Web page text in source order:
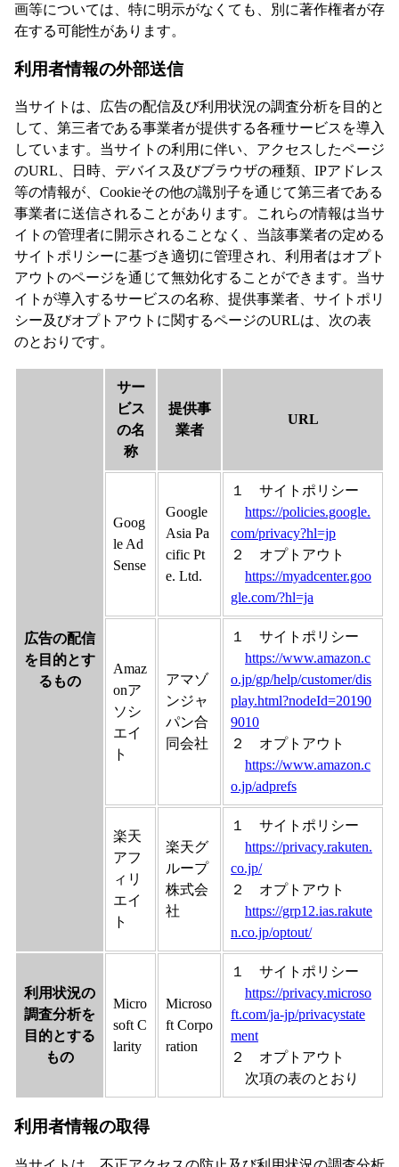
画等については、特に明示がなくても、別に著作権者が存
在する可能性があります。
利用者情報の外部送信
当サイトは、広告の配信及び利用状況の調査分析を目的と
して、第三者である事業者が提供する各種サービスを導入
しています。当サイトの利用に伴い、アクセスしたページ
のURL、日時、デバイス及びブラウザの種類、IPアドレス
等の情報が、Cookieその他の識別子を通じて第三者である
事業者に送信されることがあります。これらの情報は当サ
イトの管理者に開示されることなく、当該事業者の定める
サイトポリシーに基づき適切に管理され、利用者はオプト
アウトのページを通じて無効化することができます。当サ
イトが導入するサービスの名称、提供事業者、サイトポリ
シー及びオプトアウトに関するページのURLは、次の表
のとおりです。
広告の配信
を目的とす
るもの
サー
ビス
の名
称
提供事
業者
URL
Goog
le Ad
Sense
Google
Asia Pa
cific Pt
e. Ltd.
１ サイトポリシー
https://policies.google.
com/privacy?hl=jp
２ オプトアウト
https://myadcenter.goo
gle.com/?hl=ja
Amaz
onア
ソシ
エイ
ト
アマゾ
ンジャ
パン合
同会社
１ サイトポリシー
https://www.amazon.c
o.jp/gp/help/customer/dis
play.html?nodeId=20190
9010
２ オプトアウト
https://www.amazon.c
o.jp/adprefs
楽天
アフ
ィリ
エイ
ト
楽天グ
ループ
株式会
社
１ サイトポリシー
https://privacy.rakuten.
co.jp/
２ オプトアウト
https://grp12.ias.rakute
n.co.jp/optout/
利用状況の
調査分析を
目的とする
もの
Micro
soft C
larity
Microso
ft Corpo
ration
１ サイトポリシー
https://privacy.microso
ft.com/ja-jp/privacystate
ment
２ オプトアウト
次項の表のとおり
利用者情報の取得